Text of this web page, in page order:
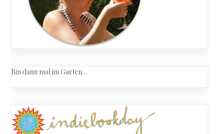
Bin dann mal im Garten…